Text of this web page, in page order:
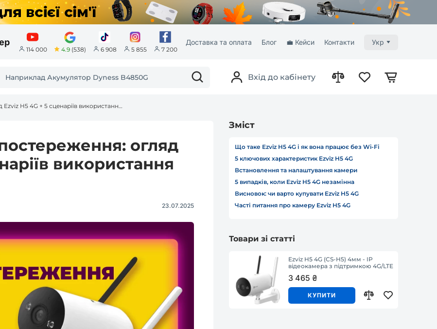
114 000 4.9(538) 6 908 5 855 7 200
Доставка та оплата Блог 💼 Кейси Контакти Укр
Вхід до кабінету
Незалежне відеоспостереження: огляд Ezviz H5 4G + 5 сценаріїв використання без Wi-Fi
огляд
використання
23.07.2025
Зміст
Що таке Ezviz H5 4G і як вона працює без Wi-Fi
5 ключових характеристик Ezviz H5 4G
Встановлення та налаштування камери
5 випадків, коли Ezviz H5 4G незамінна
Висновок: чи варто купувати Ezviz H5 4G
Часті питання про камеру Ezviz H5 4G
Товари зі статті
Ezviz H5 4G (CS-H5) 4мм - IP
відеокамера з підтримкою 4G/LTE
3 465 ₴
КУПИТИ